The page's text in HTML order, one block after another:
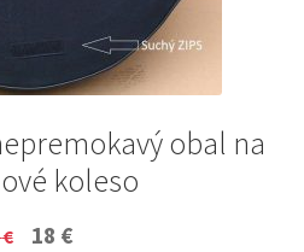
obal na
koleso
€
Original
18 €